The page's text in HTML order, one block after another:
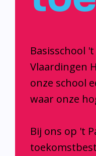
Basisschool
Vlaardingen
onze school
waar onze
Bij ons op 't